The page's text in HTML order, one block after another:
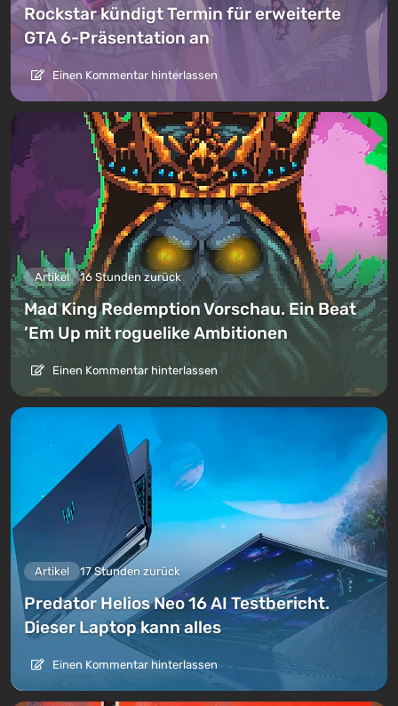
Rockstar kündigt Termin für erweiterte
GTA 6-Präsentation an
Einen Kommentar hinterlassen
Artikel 16 Stunden zurück
Mad King Redemption Vorschau. Ein Beat
’Em Up mit roguelike Ambitionen
Einen Kommentar hinterlassen
Artikel 17 Stunden zurück
Predator Helios Neo 16 AI Testbericht.
Dieser Laptop kann alles
Einen Kommentar hinterlassen